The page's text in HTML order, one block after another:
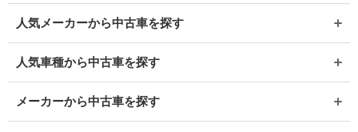
人気メーカーから中古車を探す
人気車種から中古車を探す
メーカーから中古車を探す